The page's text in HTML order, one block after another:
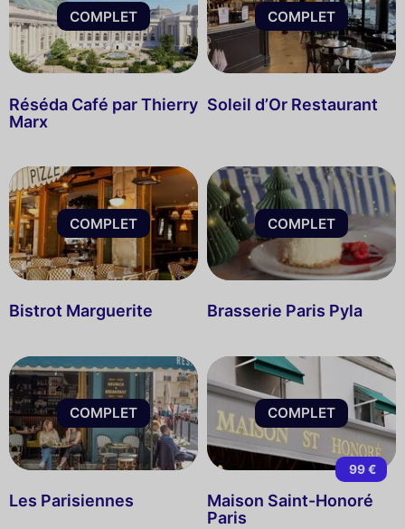
COMPLET
Réséda Café par Thierry
Marx
COMPLET
Soleil d’Or Restaurant
COMPLET
Bistrot Marguerite
COMPLET
Brasserie Paris Pyla
COMPLET
Les Parisiennes
COMPLET
99 €
Maison Saint-Honoré
Paris